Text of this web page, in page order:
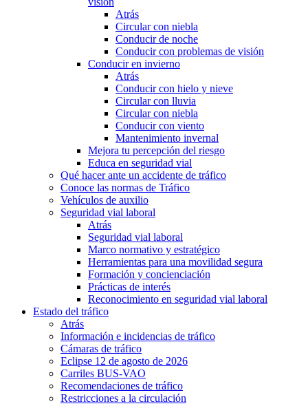
Atrás
Circular con niebla
Conducir de noche
Conducir con problemas de visión
Conducir en invierno
Atrás
Conducir con hielo y nieve
Circular con lluvia
Circular con niebla
Conducir con viento
Mantenimiento invernal
Mejora tu percepción del riesgo
Educa en seguridad vial
Qué hacer ante un accidente de tráfico
Conoce las normas de Tráfico
Vehículos de auxilio
Seguridad vial laboral
Atrás
Seguridad vial laboral
Marco normativo y estratégico
Herramientas para una movilidad segura
Formación y concienciación
Prácticas de interés
Reconocimiento en seguridad vial laboral
Estado del tráfico
Atrás
Información e incidencias de tráfico
Cámaras de tráfico
Eclipse 12 de agosto de 2026
Carriles BUS-VAO
Recomendaciones de tráfico
Restricciones a la circulación